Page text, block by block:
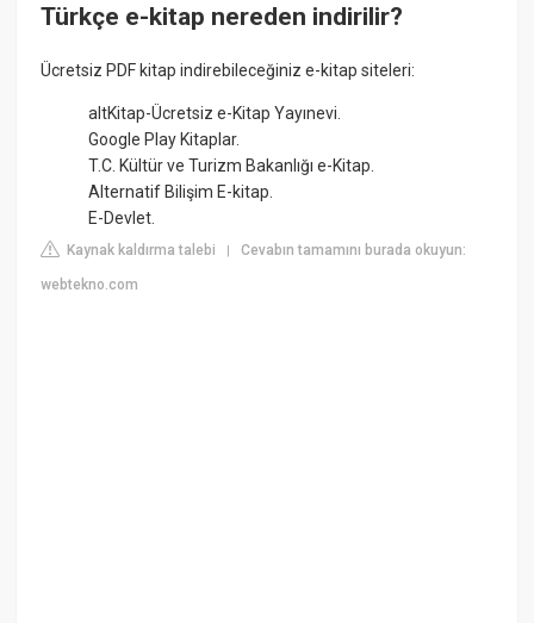
Türkçe e-kitap nereden indirilir?
Ücretsiz PDF kitap indirebileceğiniz e-kitap siteleri:
altKitap-Ücretsiz e-Kitap Yayınevi.
Google Play Kitaplar.
T.C. Kültür ve Turizm Bakanlığı e-Kitap.
Alternatif Bilişim E-kitap.
E-Devlet.
Kaynak kaldırma talebi |Cevabın tamamını burada okuyun:
webtekno.com